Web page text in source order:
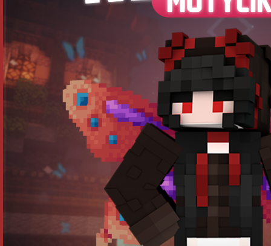
・Anti-Xray
・Eventy v chatu
・Teleportace z boje v pvp.
・
Všechny menší chybky o kterých jsme věděli.
Nové menu (Grafika)
Upravena cena lístků
Hlasování & Pináta:
Méne hlasů k spawnutí pinátě.
Za zabití pináty získáte 10s do létání.
Za hlasování získáte více krystalů a mincí